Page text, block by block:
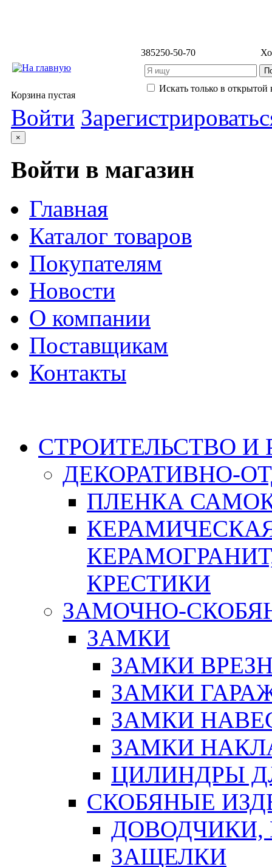
385250-50-70
Искать только в открытой
Корзина пустая
Войти
×
Войти в магазин
Главная
Каталог товаров
Покупателям
Новости
О компании
Поставщикам
Контакты
СТРОИТЕЛЬСТВО И
ДЕКОРАТИВНО-
ПЛЕНКА
КРЕСТИКИ
ЗАМОЧНО-
ЗАМКИ
ЗАМКИ
ЗАМКИ
ЗАМКИ
ЗАМКИ
ЦИЛИНДРЫ
СКОБЯНЫЕ
ЗАЩЕЛКИ